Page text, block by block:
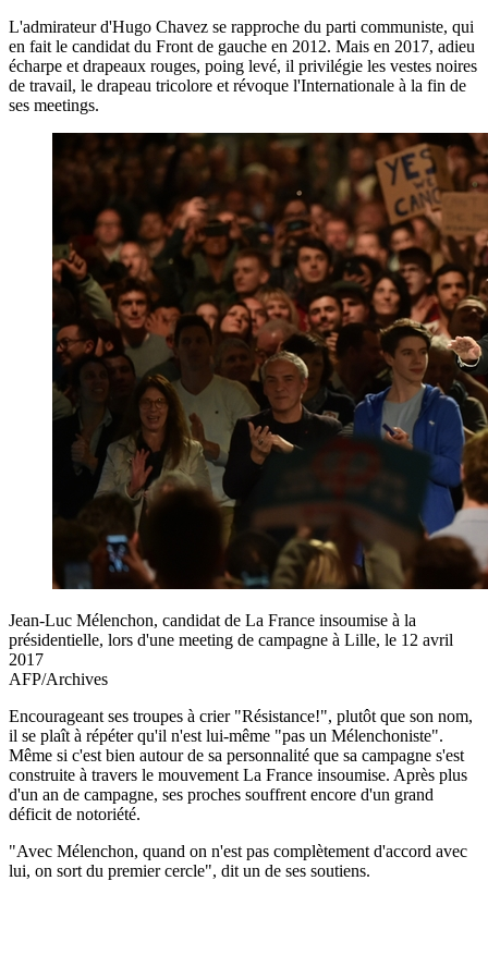
L'admirateur d'Hugo Chavez se rapproche du parti communiste, qui
en fait le candidat du Front de gauche en 2012. Mais en 2017, adieu
écharpe et drapeaux rouges, poing levé, il privilégie les vestes noires
de travail, le drapeau tricolore et révoque l'Internationale à la fin de
ses meetings.
Jean-Luc Mélenchon, candidat de La France insoumise à la
présidentielle, lors d'une meeting de campagne à Lille, le 12 avril
2017
AFP/Archives
Encourageant ses troupes à crier "Résistance!", plutôt que son nom,
il se plaît à répéter qu'il n'est lui-même "pas un Mélenchoniste".
Même si c'est bien autour de sa personnalité que sa campagne s'est
construite à travers le mouvement La France insoumise. Après plus
d'un an de campagne, ses proches souffrent encore d'un grand
déficit de notoriété.
"Avec Mélenchon, quand on n'est pas complètement d'accord avec
lui, on sort du premier cercle", dit un de ses soutiens.